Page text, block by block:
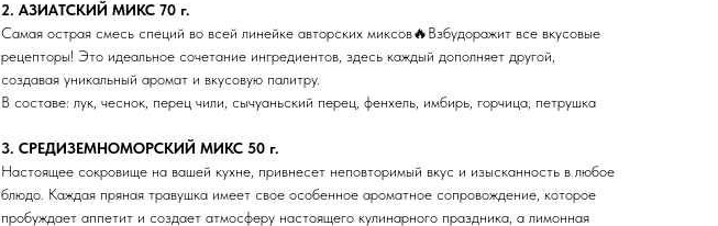
2. АЗИАТСКИЙ МИКС 70 г.
Самая острая смесь специй во всей линейке авторских миксов🔥Взбудоражит все вкусовые
рецепторы! Это идеальное сочетание ингредиентов, здесь каждый дополняет другой,
создавая уникальный аромат и вкусовую палитру.
В составе: лук, чеснок, перец чили, сычуаньский перец, фенхель, имбирь, горчица, петрушка
3. СРЕДИЗЕМНОМОРСКИЙ МИКС 50 г.
Настоящее сокровище на вашей кухне, привнесет неповторимый вкус и изысканность в любое
блюдо. Каждая пряная травушка имеет свое особенное ароматное сопровождение, которое
пробуждает аппетит и создает атмосферу настоящего кулинарного праздника, а лимонная